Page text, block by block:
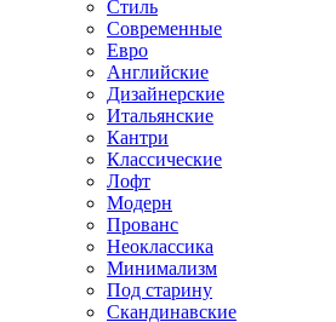
Стиль
Современные
Евро
Английские
Дизайнерские
Итальянские
Кантри
Классические
Лофт
Модерн
Прованс
Неоклассика
Минимализм
Под старину
Скандинавские